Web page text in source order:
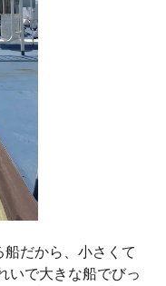
だから、小さくて
いで大きな船でびっ